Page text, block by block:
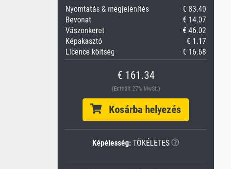
Nyomtatás & megjelenítés
€ 83.40
Bevonat
€ 14.07
Vászonkeret
€ 46.02
Képakasztó
€ 1.17
Licence költség
€ 16.68
€ 161.34
(Enthält 27% MwSt.)
Kosárba helyezés
Képélesség: TÖKÉLETES